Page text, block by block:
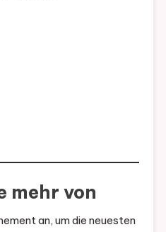
mehr von
an, um die neuesten